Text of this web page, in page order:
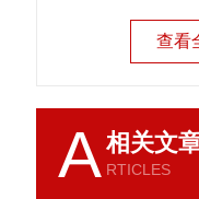
查看
A相关文
RTICLES